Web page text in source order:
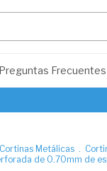
Preguntas Frecuentes
Cortinas Metálicas .
de 0.70mm de